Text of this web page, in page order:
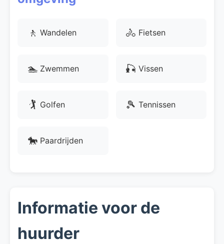
🚶 Wandelen 🚴 Fietsen
🏊 Zwemmen 🎣 Vissen
🏌 Golfen 🎾 Tennissen
🐎 Paardrijden
Informatie voor de
huurder